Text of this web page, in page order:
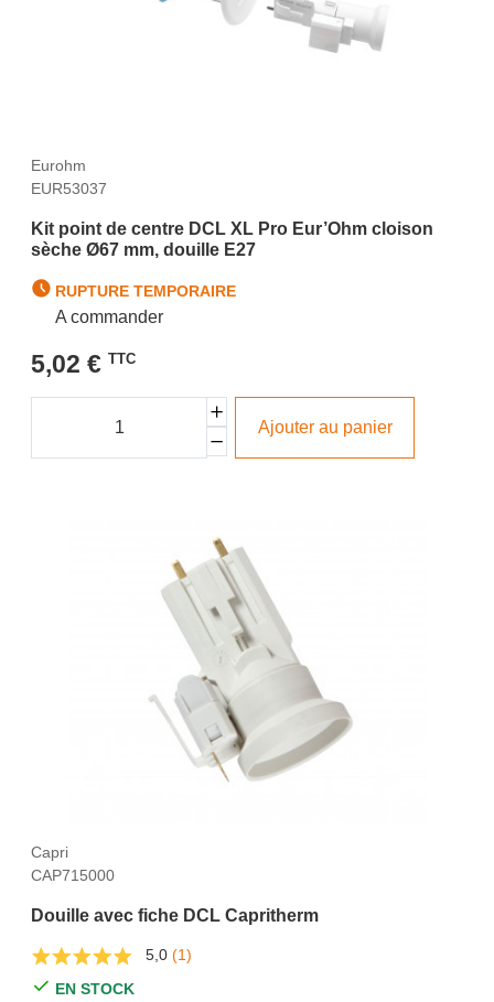
Eurohm
EUR53037
Kit point de centre DCL XL Pro Eur’Ohm cloison
sèche Ø67 mm, douille E27
RUPTURE TEMPORAIRE
A commander
5,02 € TTC
Ajouter au panier
Capri
CAP715000
Douille avec fiche DCL Capritherm
5,0 (1)
EN STOCK